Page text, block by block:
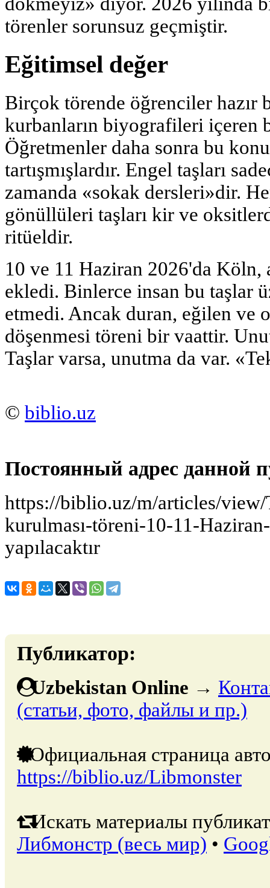
törenler sorunsuz geçmiştir.
Eğitimsel değer
Birçok törende öğrenciler hazır
kurbanların biyografileri içeren
Öğretmenler daha sonra bu
tartışmışlardır. Engel taşları
zamanda «sokak dersleri»dir.
gönüllüleri taşları kir ve
ritüeldir.
10 ve 11 Haziran 2026'da Köln,
ekledi. Binlerce insan bu taşlar
etmedi. Ancak duran, eğilen ve
döşenmesi töreni bir vaattir.
Taşlar varsa, unutma da var.
© biblio.uz
Постоянный адрес данной
https://biblio.uz/m/articles/view/
kurulması-töreni-10-11-
yapılacaktır
Публикатор:
Uzbekistan Online →
(статьи, фото, файлы и пр.)
Официальная страница
https://biblio.uz/Libmonster
Искать материалы
Либмонстр (весь мир) •